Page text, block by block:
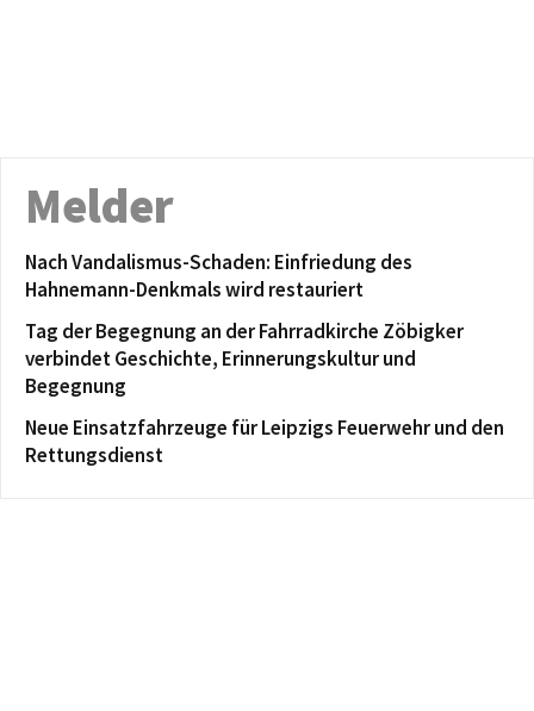
Melder
Nach Vandalismus-Schaden: Einfriedung des
Hahnemann-Denkmals wird restauriert
Tag der Begegnung an der Fahrradkirche Zöbigker
verbindet Geschichte, Erinnerungskultur und
Begegnung
Neue Einsatzfahrzeuge für Leipzigs Feuerwehr und den
Rettungsdienst